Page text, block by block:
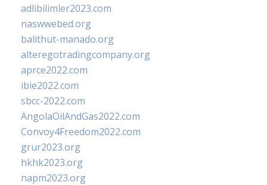
adlibilimler2023.com
naswwebed.org
balithut-manado.org
alteregotradingcompany.org
aprce2022.com
ibie2022.com
sbcc-2022.com
AngolaOilAndGas2022.com
Convoy4Freedom2022.com
grur2023.org
hkhk2023.org
napm2023.org